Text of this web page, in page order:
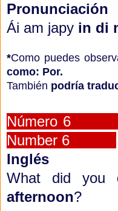
Pronunciación
Ái am japy in di
*Como puedes
como: Por.
También podría
Number 6
Inglés
What did you
afternoon?